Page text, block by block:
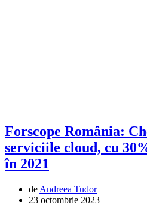
Forscope România:
serviciile cloud, cu
în 2021
de Andreea Tudor
23 octombrie 2023